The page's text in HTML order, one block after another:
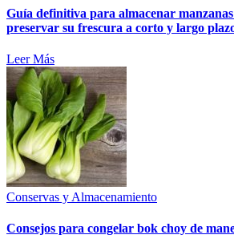
Guía definitiva para almacenar
preservar su frescura a corto y largo
Leer Más
Conservas y Almacenamiento
Consejos para congelar bok choy de